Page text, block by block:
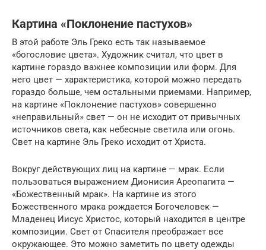
Картина «Поклонение пастухов»
В этой работе Эль Греко есть так называемое
«богословие цвета». Художник считал, что цвет в
картине гораздо важнее композиции или форм. Для
него цвет — характеристика, которой можно передать
гораздо больше, чем остальными приемами. Например,
на картине «Поклонение пастухов» совершенно
«неправильный» свет — он не исходит от привычных
источников света, как небесные светила или огонь.
Свет на картине Эль Греко исходит от Христа.
Вокруг действующих лиц на картине — мрак. Если
пользоваться выражением Дионисия Ареопагита —
«Божественный мрак». На картине из этого
Божественного мрака рождается Богочеловек —
Младенец Иисус Христос, который находится в центре
композиции. Свет от Спасителя преображает все
окружающее. Это можно заметить по цвету одежды